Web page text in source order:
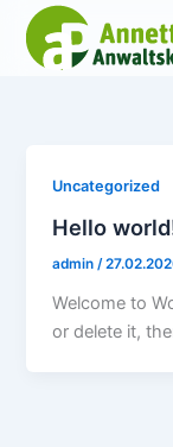
Zum
Inhalt
springen
Uncategorized
Hello
admin/
Welcome to
or delete it,